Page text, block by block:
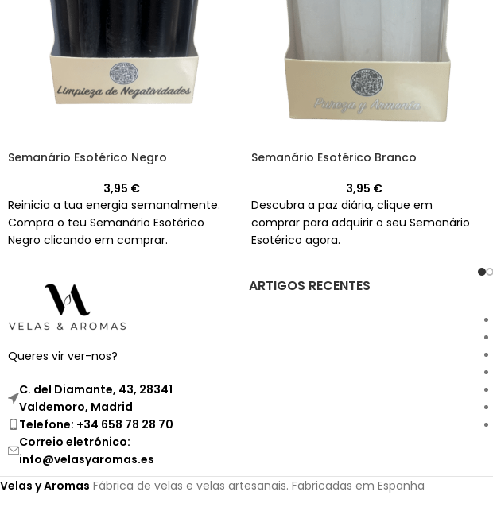
Semanário Esotérico Negro
3,95 €
Reinicia a tua energia semanalmente.
Compra o teu Semanário Esotérico
Negro clicando em comprar.
Semanário Esotérico Branco
3,95 €
Descubra a paz diária, clique em
comprar para adquirir o seu Semanário
Esotérico agora.
Queres vir ver-nos?
C. del Diamante, 43, 28341
Valdemoro, Madrid
Telefone: +34 658 78 28 70
Correio eletrónico:
info@velasyaromas.es
ARTIGOS RECENTES
Velas y Aromas Fábrica de velas e velas artesanais. Fabricadas em Espanha